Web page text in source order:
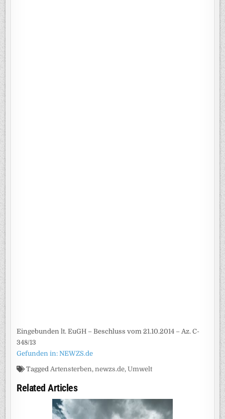
Eingebunden lt. EuGH – Beschluss vom 21.10.2014 – Az. C-
348/13
Gefunden in: NEWZS.de
TaggedArtensterben,newzs.de,Umwelt
Related Articles